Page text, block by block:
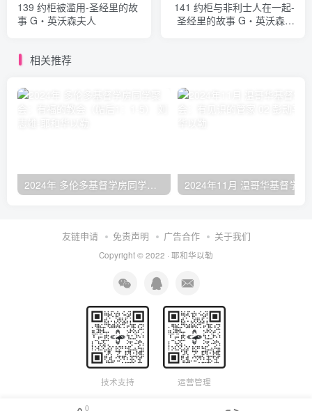
139 约柜被滥用-圣经里的故
事 G‧英沃森夫人
141 约柜与非利士人在一起-
圣经里的故事 G‧英沃森夫
相关推荐
2024年 多伦多基督学房同学聚会：有福的教会（帖后1：1-5） 刘志雄
友链申请 免责声明 广告合作 关于我们
Copyright © 2022 · 耶和华以勒
技术支持 运营管理
0